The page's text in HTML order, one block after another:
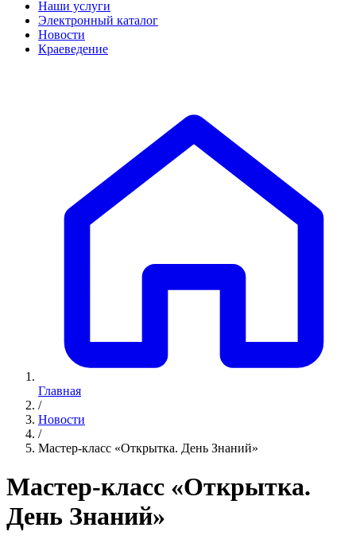
Наши услуги
Электронный каталог
Новости
Краеведение
Главная
/
Новости
/
Мастер-класс «Открытка. День Знаний»
Мастер-класс «Открытка.
День Знаний»